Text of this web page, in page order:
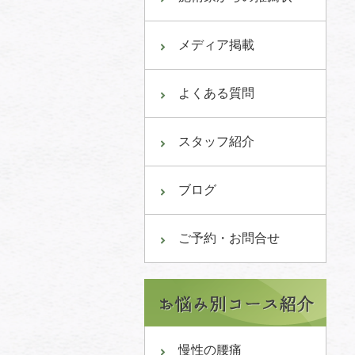
メディア掲載
よくある質問
スタッフ紹介
ブログ
ご予約・お問合せ
慢性の腰痛